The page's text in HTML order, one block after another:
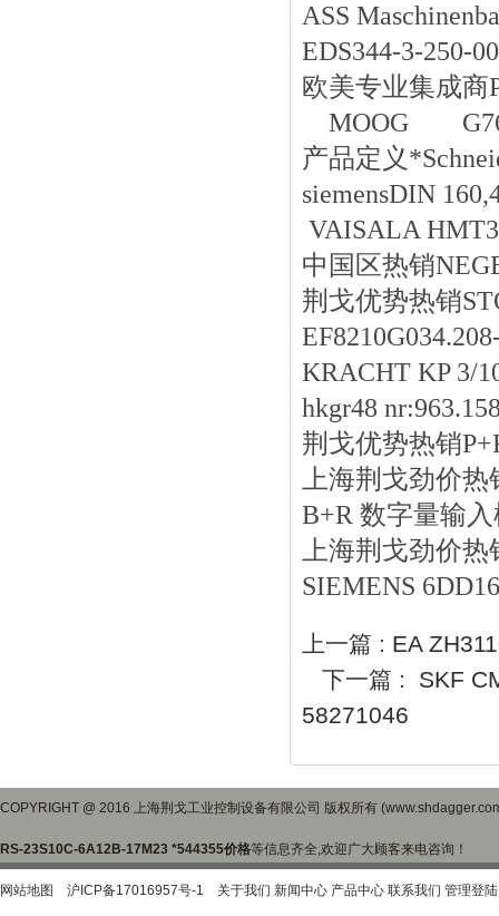
ASS
EDS344-3-250-
欧美专业集成商
MOOG
产品定义
siemensDIN
VAISALA
中国区热销
荆戈优势热销
KRACHT KP 3/
hkgr48
荆戈优势热销
上海荆戈劲价
B+R 数字量输
上海荆戈劲价热
SIEMENS
上一篇 : EA
下一篇 : SKF
58271046
COPYRIGHT @ 2016 上海荆戈工业控制设备有限公司 版权所有
RS-23S10C-6A12B-17M23 *544355价格等信息齐全,欢迎广大顾客来电咨询！
网站地图 沪ICP备17016957号-1 关于我们 新闻中心 产品中心 联系我们 管理登陆